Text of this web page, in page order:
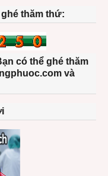
thăm thứ:
có thể ghé thăm
và